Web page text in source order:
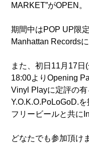
MARKET”がOPEN。
期間中はPOP UP限
Manhattan Records
また、初日11月17日(
18:00よりOpening
Vinyl Playに定評の
Y.O.K.O.PoLoGoD.を
フリービールと共に
どなたでも参加頂け